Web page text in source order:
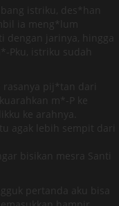
istriku, des*han
ia meng*lum
jarinya, hingga
Pku, istriku sudah
pij*tan dari
m*-P ke
ke arahnya.
agak lebih sempit dari
bisikan mesra Santi
pertanda aku bisa